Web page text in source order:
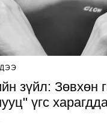
зүйл: Зөвхөн
үгс